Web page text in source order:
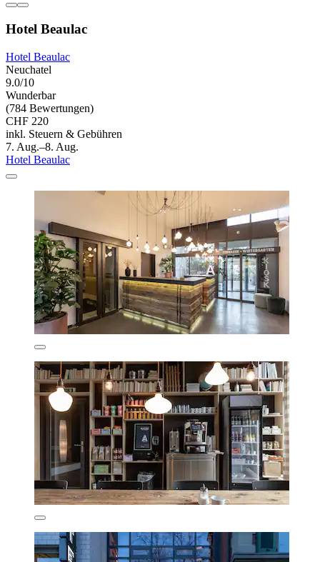
Hotel Beaulac
Hotel Beaulac
Neuchatel
9.0/10
Wunderbar
(784 Bewertungen)
CHF 220
inkl. Steuern & Gebühren
7. Aug.–8. Aug.
Hotel Beaulac